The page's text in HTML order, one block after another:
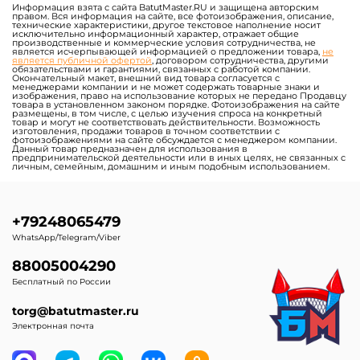
Информация взята с сайта BatutMaster.RU и защищена авторским
правом. Вся информация на сайте, все фотоизображения, описание,
технические характеристики, другое текстовое наполнение носит
исключительно информационный характер, отражает общие
производственные и коммерческие условия сотрудничества, не
является исчерпывающей информацией о предложении товара, не
является публичной офертой, договором сотрудничества, другими
обязательствами и гарантиями, связанных с работой компании.
Окончательный макет, внешний вид товара согласуется с
менеджерами компании и не может содержать товарные знаки и
изображения, право на использование которых не передано Продавцу
товара в установленном законом порядке. Фотоизображения на сайте
размещены, в том числе, с целью изучения спроса на конкретный
товар и могут не соответствовать действительности. Возможность
изготовления, продажи товаров в точном соответствии с
фотоизображениями на сайте обсуждается с менеджером компании.
Данный товар предназначен для использования в
предпринимательской деятельности или в иных целях, не связанных с
личным, семейным, домашним и иным подобным использованием.
+79248065479
WhatsApp/Telegram/Viber
88005004290
Бесплатный по России
torg@batutmaster.ru
Электронная почта